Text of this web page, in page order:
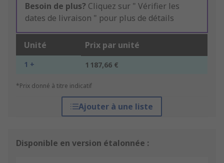
Besoin de plus? Cliquez sur " Vérifier les
dates de livraison " pour plus de détails
Unité Prix par unité
1 + 1 187,66 €
*Prix donné à titre indicatif
Ajouter à une liste
Disponible en version étalonnée :